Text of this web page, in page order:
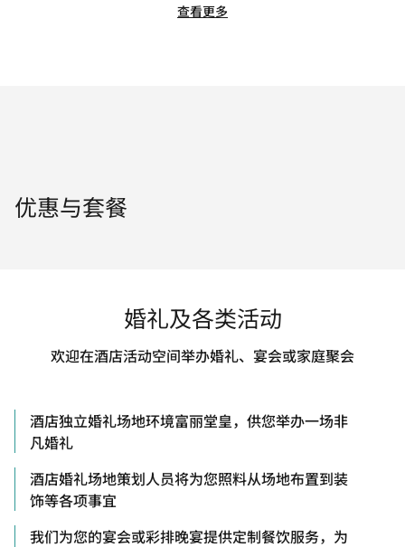
查看更多
优惠与套餐
婚礼及各类活动
欢迎在酒店活动空间举办婚礼、宴会或家庭聚会
酒店独立婚礼场地环境富丽堂皇，供您举办一场非
凡婚礼
酒店婚礼场地策划人员将为您照料从场地布置到装
饰等各项事宜
我们为您的宴会或彩排晚宴提供定制餐饮服务，为